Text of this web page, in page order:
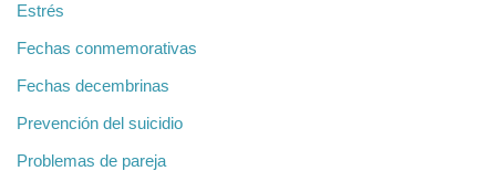
Estrés
Fechas conmemorativas
Fechas decembrinas
Prevención del suicidio
Problemas de pareja